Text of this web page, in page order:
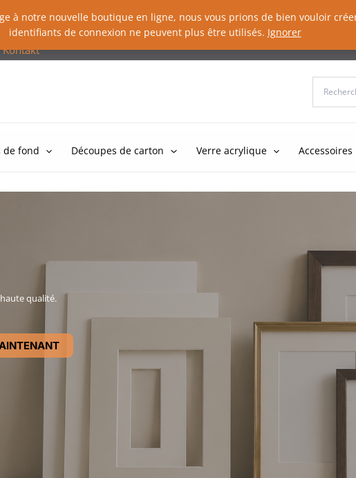
à notre nouvelle boutique en ligne, nous vous prions de bien vouloir
identifiants de connexion ne peuvent plus être utilisés. Ignorer
Kontakt
de fond Découpes de carton Verre acrylique Accessoires
qualité.